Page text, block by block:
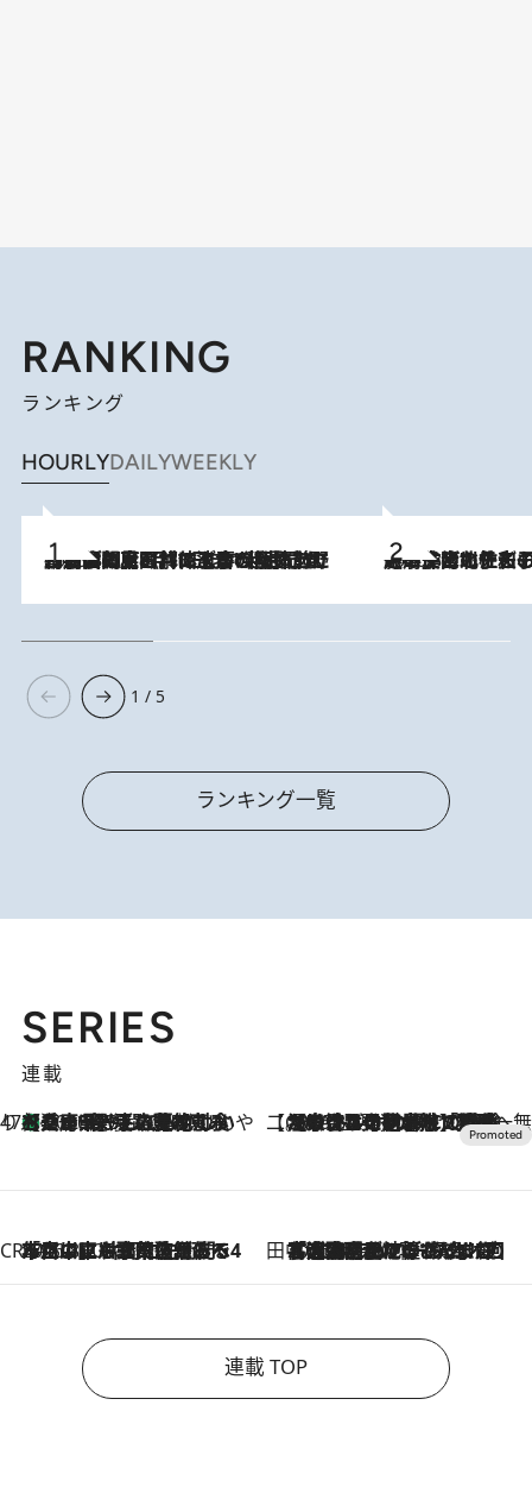
RANKING
ランキング
HOURLYDAILYWEEKLY
2026.8.8
「最後に見られてよかった」上野動物園の東園パンダ舎が解体前に特別公開。8月16日まで延長されたパネル展と共に辿る“半世紀”のパンダ飼育《解体工事の図面あり》 2026.8.3
《「文士の子ども被害者の会」発足！》阿川佐和子（72）が語る遠藤周作に北杜夫、劇作家・矢代静一の子どもたちの“文豪プライベート事件簿”
1 / 5
ランキング一覧
SERIES
連載
47都道府県の手みやげ ひんやりスイーツで夏を満喫
2026.8.8
【兵庫県】この夏絶対食べたい 冷やしておいしいおやつ3選 淡路島の恵みをジェラートに集約 【CREA×星野リゾート】唯一無二。癒しと発見が待つ場所へ
2026.8.7
【トンボの足水浴】ヒノキの香りに包まれて涼感マックス！約13℃の湧水かけ流しを避暑地「星野温泉 トンボの湯」で体験
CREA'S CHOICE
2026.8.7
「立川にも歌舞伎があるんだよ」 片岡仁左衛門・市川中車ら豪華座組みで4年目の立川立飛歌舞伎へ 田中稲の勝手に再ブーム
2026.8.7
「湘南乃風に憧れて」観客大盛上がりの“タオル回し”に、ラッパー顔負けの高速歌唱まで…さだまさし（74）のアグレッシブすぎる現在地
連載 TOP